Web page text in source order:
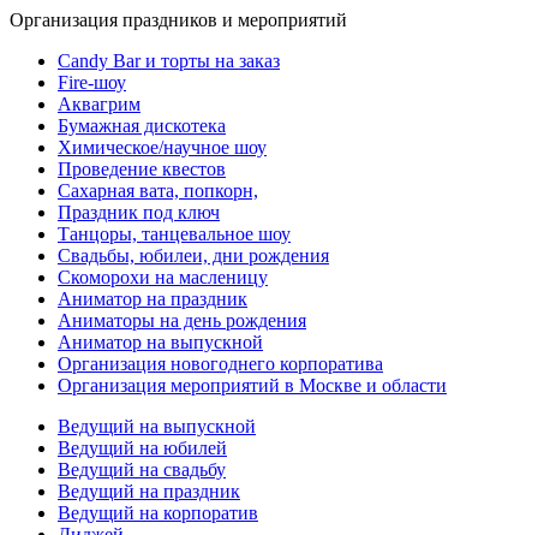
Организация праздников и мероприятий
Candy Bar и торты на заказ
Fire-шоу
Аквагрим
Бумажная дискотека
Химическое/научное шоу
Проведение квестов
Сахарная вата, попкорн,
Праздник под ключ
Танцоры, танцевальное шоу
Свадьбы, юбилеи, дни рождения
Скоморохи на масленицу
Аниматор на праздник
Аниматоры на день рождения
Аниматор на выпускной
Организация новогоднего корпоратива
Организация мероприятий в Москве и области
Ведущий на выпускной
Ведущий на юбилей
Ведущий на свадьбу
Ведущий на праздник
Ведущий на корпоратив